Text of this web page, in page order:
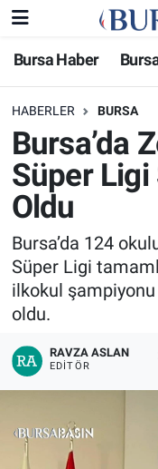
Bursa Haber
HABERLER BURSA
Bursa’da
Süper
Oldu
Bursa’da 124
Süper Ligi
ilkokul
oldu.
RAVZA ASLAN
EDITÖR
Bursa Haber
Genel
Politika
Bilim, Teknoloji
KÜLTÜR-
Yerel
Bursaspor
Gündem
Sağlık
Bursa Nöbetçi
Bursa Hava
Bursa Namaz
Bursa Trafik
Süper Lig
Tüm Manşetler
Son Dakika
Haber Arşivi